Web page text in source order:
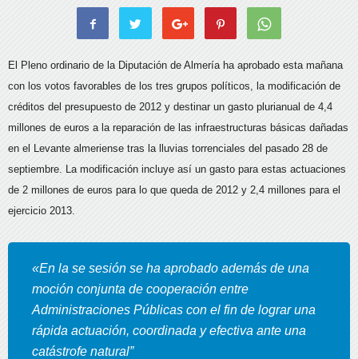
El Pleno ordinario de la Diputación de Almería ha aprobado esta mañana
con los votos favorables de los tres grupos políticos, la modificación de
créditos del presupuesto de 2012 y destinar un gasto plurianual de 4,4
millones de euros a la reparación de las infraestructuras básicas dañadas
en el Levante almeriense tras la lluvias torrenciales del pasado 28 de
septiembre. La modificación incluye así un gasto para estas actuaciones
de 2 millones de euros para lo que queda de 2012 y 2,4 millones para el
ejercicio 2013.
«En la se sesión se ha aprobado además de una
moción conjunta de cooperación entre
Administraciones Públicas con el fin de lograr una
rápida actuación, coordinada y efectiva ante una
catástrofe natural”